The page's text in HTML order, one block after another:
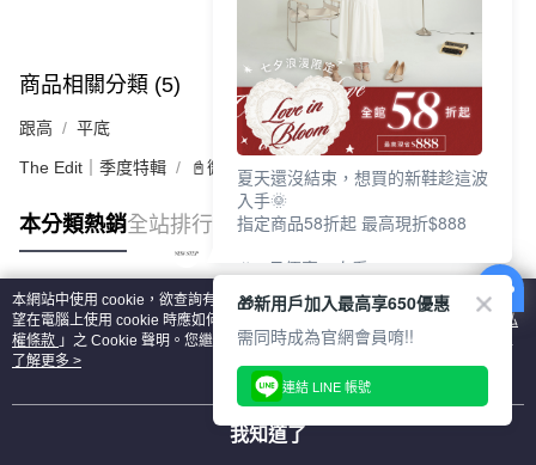
商品相關分類 (5) 查看全部
跟高 平底
The Edit｜季度特輯 📓微甜加氛樂福鞋Loafers
本分類熱銷全站排行
熱門標籤
本網站中使用 cookie，欲查詢有關本網站使用 cookie 方式之詳情，及若您不希
望在電腦上使用 cookie 時應如何變更電腦的 cookie 設定，請參閱本網站「
隱私
權條款 」之 Cookie 聲明。您繼續使用本網站即表示您同意本公司得按本網站使
用條款之 Cookie 聲明使用 cookie。
了解更多 >
我知道了
夏天還沒結束，想買的新鞋趁這波
入手🌞
指定商品58折起 最高現折$888
🎉 8月優惠一次看
①LINE購物最高10%回饋
②每周限定品現折200
③指定商品58折起 最高現折$888
上班鞋、休閒鞋、涼鞋一次逛齊
好搭、出遊好走、聚會也漂亮
🎁新用戶加入最高享650優惠
需同時成為官網會員唷!!
連結 LINE 帳號